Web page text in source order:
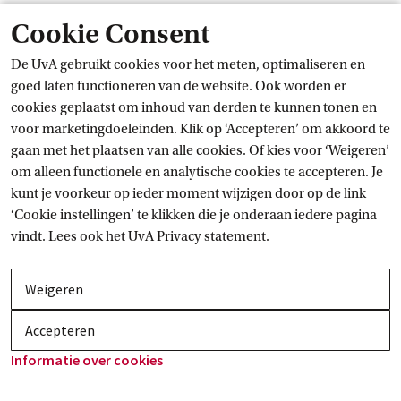
Cookie Consent
De UvA gebruikt cookies voor het meten, optimaliseren en
goed laten functioneren van de website. Ook worden er
cookies geplaatst om inhoud van derden te kunnen tonen en
voor marketingdoeleinden. Klik op ‘Accepteren’ om akkoord te
gaan met het plaatsen van alle cookies. Of kies voor ‘Weigeren’
om alleen functionele en analytische cookies te accepteren. Je
kunt je voorkeur op ieder moment wijzigen door op de link
‘Cookie instellingen’ te klikken die je onderaan iedere pagina
vindt. Lees ook hetUvA Privacy statement.
Weigeren
Accepteren
Informatie over cookies